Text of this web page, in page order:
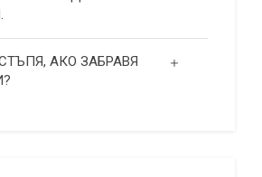
АКО ЗАБРАВЯ